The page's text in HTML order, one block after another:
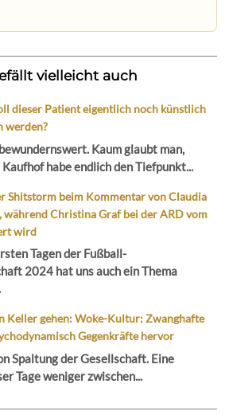
vielleicht auch
dieser Patient eigentlich noch künstlich
werden?
Kaum glaubt man,
habe endlich den Tiefpunkt...
Shitstorm beim Kommentar von Claudia
während Christina Graf bei der ARD vom
wird
Tagen der Fußball-
2024 hat uns auch ein Thema
Keller gehen: Woke-Kultur: Zwanghafte
Gegenkräfte hervor
Spaltung der Gesellschaft. Eine
Tage weniger zwischen...